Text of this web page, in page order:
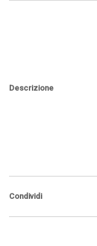
Descrizione
Condividi